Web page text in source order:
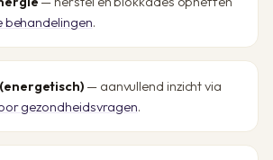
behandelingen.
— aanvullend inzicht via
gezondheidsvragen.